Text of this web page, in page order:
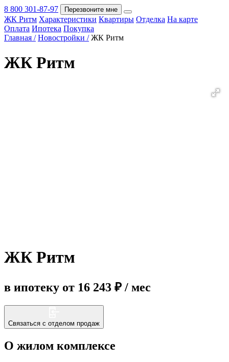
Покупка
Еще
8 800 301-87-97 Перезвоните мне
ЖК Ритм Характеристики Квартиры Отделка На карте
Оплата Ипотека Покупка
Главная / Новостройки / ЖК Ритм
ЖК Ритм
ЖК Ритм
в ипотеку от 16 243 ₽ / мес
Связаться с отделом продаж
О жилом комплексе